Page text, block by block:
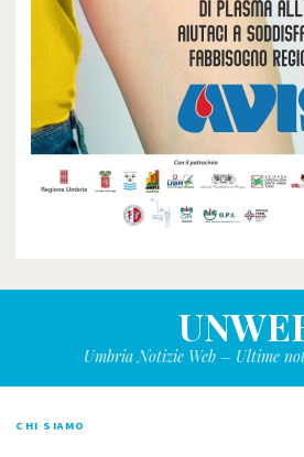
Umbria Notizie Web – Ultime
CHI SIAMO